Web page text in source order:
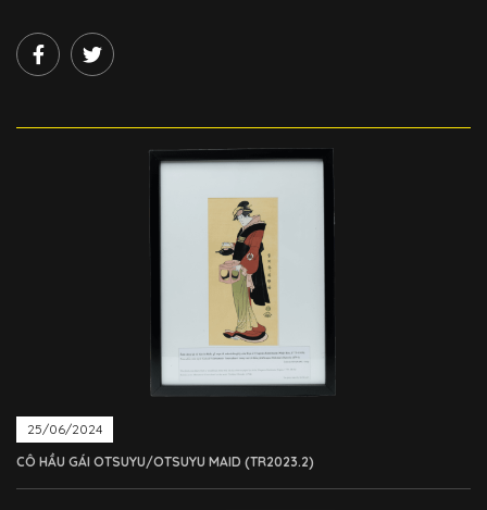
25/06/2024
CÔ HẦU GÁI OTSUYU/OTSUYU MAID (TR2023.2)